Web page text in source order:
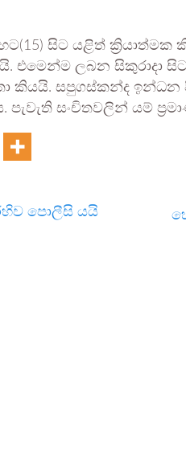
සිට යළිත්
එමෙන්ම ලබන සිකුරාදා
කියයි. සපුගස්කන්ද ඉන්ධන
පැවැති සංචිතවලින් යම්
පොලීසි යයි